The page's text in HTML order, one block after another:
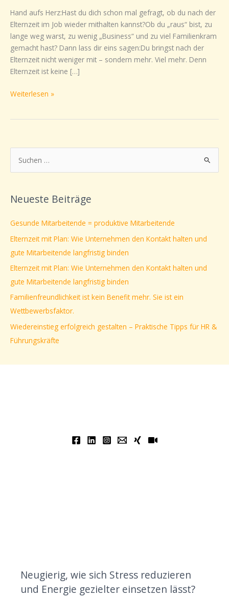
Hand aufs Herz:Hast du dich schon mal gefragt, ob du nach der
Elternzeit im Job wieder mithalten kannst?Ob du „raus“ bist, zu
lange weg warst, zu wenig „Business“ und zu viel Familienkram
gemacht hast? Dann lass dir eins sagen:Du bringst nach der
Elternzeit nicht weniger mit – sondern mehr. Viel mehr. Denn
Elternzeit ist keine […]
aus
der
Elternzeit
mitbringen
Weiterlesen »
u
h
n
a
c
h
:
Neueste Beiträge
Gesunde Mitarbeitende = produktive Mitarbeitende
Elternzeit mit Plan: Wie Unternehmen den Kontakt halten und
gute Mitarbeitende langfristig binden
Elternzeit mit Plan: Wie Unternehmen den Kontakt halten und
gute Mitarbeitende langfristig binden
Familienfreundlichkeit ist kein Benefit mehr. Sie ist ein
Wettbewerbsfaktor.
Wiedereinstieg erfolgreich gestalten – Praktische Tipps für HR &
Führungskräfte
Neugierig, wie sich Stress reduzieren
und Energie gezielter einsetzen lässt?